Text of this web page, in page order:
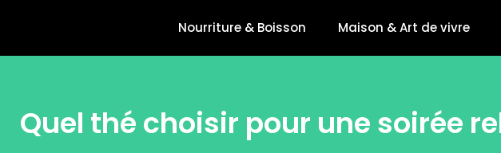
Nourriture & Boisson Maison & Art de vivre
Quel thé choisir pour une soirée